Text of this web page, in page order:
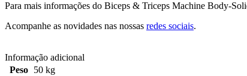
Para mais informações do Biceps & Triceps Machine Body-
Acompanhe as novidades nas nossas redes sociais.
Informação adicional
Peso 50 kg